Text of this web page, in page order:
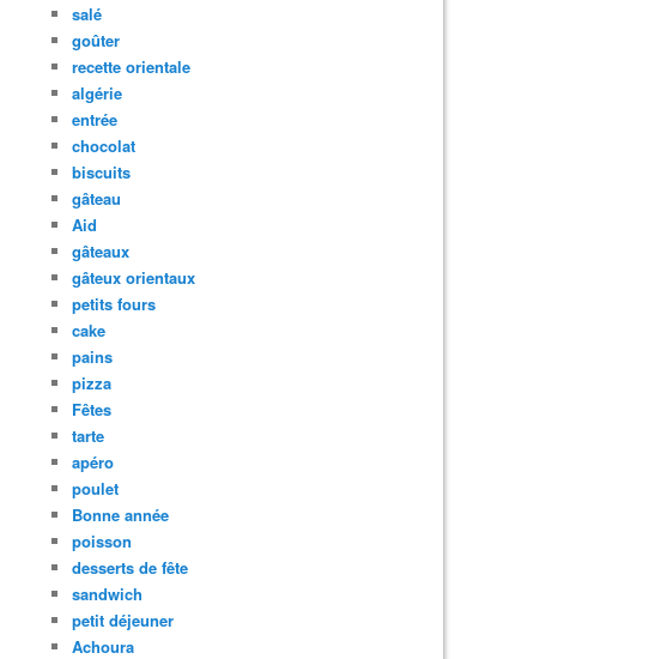
salé
goûter
recette orientale
algérie
entrée
chocolat
biscuits
gâteau
Aid
gâteaux
gâteux orientaux
petits fours
cake
pains
pizza
Fêtes
tarte
apéro
poulet
Bonne année
poisson
desserts de fête
sandwich
petit déjeuner
Achoura